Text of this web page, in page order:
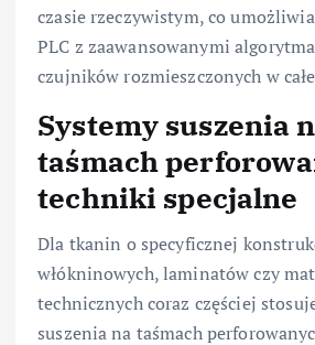
czasie rzeczywistym, co
PLC z zaawansowanymi
czujników rozmieszczonych w
Systemy suszenia
taśmach
techniki specjalne
Dla tkanin o specyficznej
włókninowych, laminatów czy
technicznych coraz częściej
suszenia na taśmach